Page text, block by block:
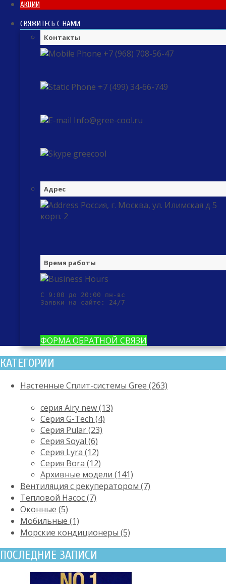
АКЦИИ
СВЯЖИТЕСЬ С НАМИ
Контакты
+7 (968) 708-56-47
+7 (499) 34-66-749
Info@gree-cool.ru
greecool
Адрес
Россия, г. Москва, ул. Илимская д 5
корп. 2
Время работы
С 9:00 до 20:00 пн-вс
Заявки на сайте: 24/7
ФОРМА ОБРАТНОЙ СВЯЗИ
КАТЕГОРИИ
Настенные Сплит-системы Gree (263)
серия Airy new (13)
Серия G-Tech (4)
Серия Pular (23)
Cерия Soyal (6)
Серия Lyra (12)
Серия Bora (12)
Архивные модели (141)
Вентиляция с рекуператором (7)
Тепловой Насос (7)
Оконные (5)
Мобильные (1)
Морские кондиционеры (5)
ПОСЛЕДНИЕ ЗАПИСИ